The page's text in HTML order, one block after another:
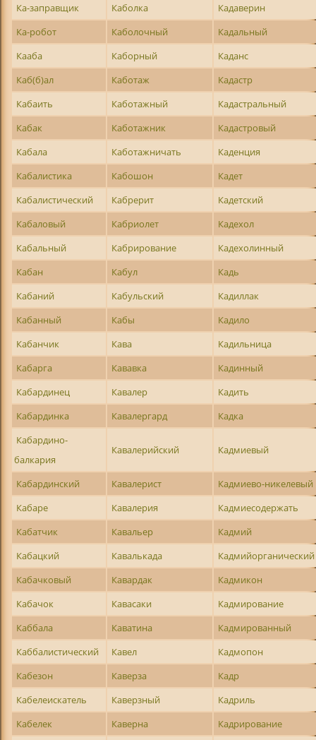
Ка-заправщик
Каболка
Кадаверин
Ка-робот
Каболочный
Кадальный
Кааба
Каборный
Каданс
Каб(б)ал
Каботаж
Кадастр
Кабаить
Каботажный
Кадастральный
Кабак
Каботажник
Кадастровый
Кабала
Каботажничать
Каденция
Кабалистика
Кабошон
Кадет
Кабалистический
Кабрерит
Кадетский
Кабаловый
Кабриолет
Кадехол
Кабальный
Кабрирование
Кадехолинный
Кабан
Кабул
Кадь
Кабаний
Кабульский
Кадиллак
Кабанный
Кабы
Кадило
Кабанчик
Кава
Кадильница
Кабарга
Кававка
Кадинный
Кабардинец
Кавалер
Кадить
Кабардинка
Кавалергард
Кадка
Кабардино-
балкария
Кавалерийский Кадмиевый
Кабардинский Кавалерист
Кадмиево-никелевый
Кабаре
Кавалерия
Кадмиесодержать
Кабатчик
Кавальер
Кадмий
Кабацкий
Кавалькада
Кадмийорганический
Кабачковый
Кавардак
Кадмикон
Кабачок
Кавасаки
Кадмирование
Каббала
Каватина
Кадмированный
Каббалистический
Кавел
Кадмопон
Кабезон
Каверза
Кадр
Кабелеискатель
Каверзный
Кадриль
Кабелек
Каверна Кадрирование